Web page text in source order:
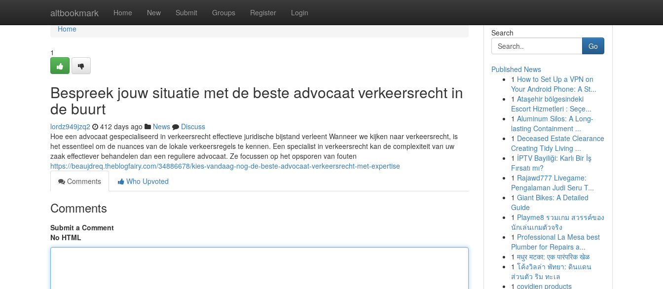
altbookmark Home New Submit Groups Register Login
Home
Home
1
Bespreek jouw situatie met de beste advocaat verkeersrecht in
de buurt
lordz949jzq2 412 days ago News
Discuss
Hoe een advocaat gespecialiseerd in verkeersrecht effectieve juridische bijstand verleent Wanneer we kijken naar verkeersrecht, is
het essentieel om de nuances van de lokale verkeersregels te kennen. Een specialist in verkeersrecht kan de complexiteit van uw
zaak effectiever behandelen dan een reguliere advocaat. Ze focussen op het opsporen van fouten
https://beaujdreq.theblogfairy.com/34886678/kies-vandaag-nog-de-beste-advocaat-verkeersrecht-met-expertise
Comments
Who Upvoted
Comments
Submit a Comment
No HTML
Search
Go
Published News
1 How to Set Up a VPN on
Your Android Phone: A St...
1 Ataşehir bölgesindeki
Escort Hizmetleri : Seçe...
1 Aluminum Silos: A Long-
lasting Containment ...
1 Deceased Estate Clearance
Creating Tidy Living ...
1 İPTV Bayiliği: Karlı Bir İş
Fırsatı mı?
1 Rajawd777 Livegame:
Pengalaman Judi Seru T...
1 Giant Bikes: A Detailed
Guide
1 Playme8 รวมเกม สวรรค์ของ
นักเล่นเกมตัวจริง
1 Professional La Mesa best
Plumber for Repairs a...
1 मधुर मटका: एक पारंपरिक खेळ
1 โค้งวิลล่า พัทยา: ดินแดน
ส่วนตัว ริม ทะเล
1 covidien products